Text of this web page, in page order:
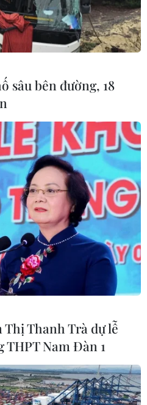
Ben Wallace thông báo bổ
để giúp giải quyết tình trạng
phép qua Eo biển
sâu bên đường, 18
Thanh Trà dự lễ
Nam Đàn 1